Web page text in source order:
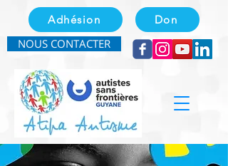
Adhésion Don
NOUS CONTACTER